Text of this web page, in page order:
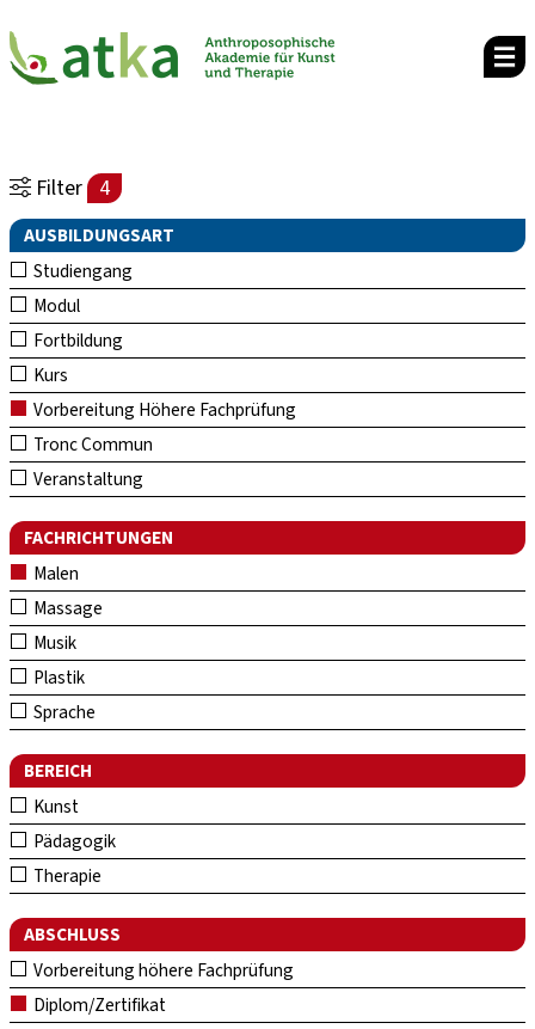
Filter 4
AUSBILDUNGSART
Studiengang
Modul
Fortbildung
Kurs
Vorbereitung Höhere Fachprüfung
Tronc Commun
Veranstaltung
FACHRICHTUNGEN
Malen
Massage
Musik
Plastik
Sprache
BEREICH
Kunst
Pädagogik
Therapie
ABSCHLUSS
Vorbereitung höhere Fachprüfung
Diplom/Zertifikat